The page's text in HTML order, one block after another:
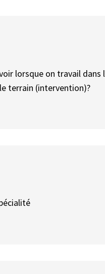
lorsque on travail
terrain (intervention)?